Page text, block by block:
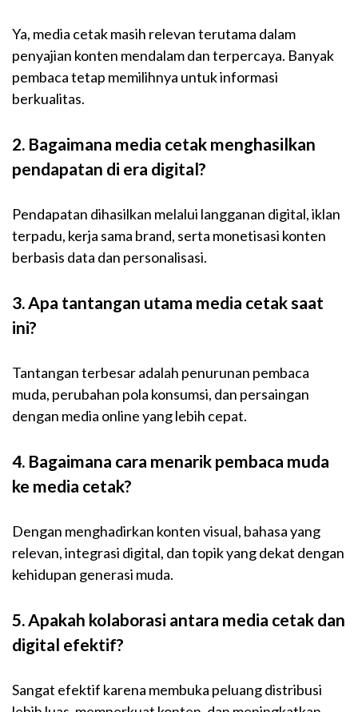
Ya, media cetak masih relevan terutama dalam
penyajian konten mendalam dan terpercaya. Banyak
pembaca tetap memilihnya untuk informasi
berkualitas.
2. Bagaimana media cetak menghasilkan
pendapatan di era digital?
Pendapatan dihasilkan melalui langganan digital, iklan
terpadu, kerja sama brand, serta monetisasi konten
berbasis data dan personalisasi.
3. Apa tantangan utama media cetak saat
ini?
Tantangan terbesar adalah penurunan pembaca
muda, perubahan pola konsumsi, dan persaingan
dengan media online yang lebih cepat.
4. Bagaimana cara menarik pembaca muda
ke media cetak?
Dengan menghadirkan konten visual, bahasa yang
relevan, integrasi digital, dan topik yang dekat dengan
kehidupan generasi muda.
5. Apakah kolaborasi antara media cetak dan
digital efektif?
Sangat efektif karena membuka peluang distribusi